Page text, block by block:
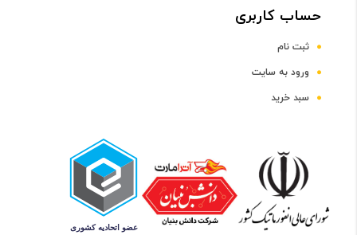
رده صفحه نمایش
اندازه صفحه نمایش
دقت صفحه نمایش
حساب کاربری
ثبت نام
ورود به سایت
سبد خرید